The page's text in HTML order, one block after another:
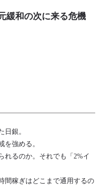
緩和の次に来る危機
日銀。
を強める。
れるのか。それでも「2%イ
間稼ぎはどこまで通用するの